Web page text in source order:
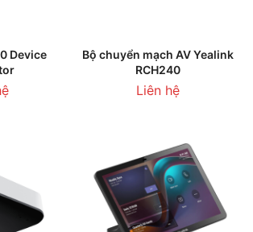
Device
Bộ chuyển mạch AV Yealink
RCH240
Liên hệ